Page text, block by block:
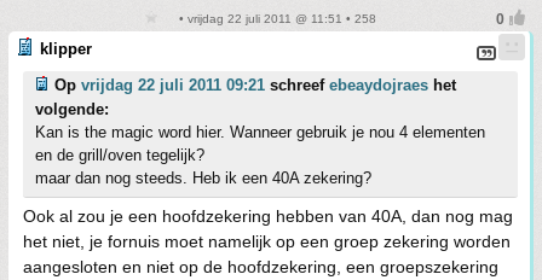
• vrijdag 22 juli 2011 @ 11:51 • 258
klipper
Op vrijdag 22 juli 2011 09:21 schreef ebeaydojraes het
volgende:
Kan is the magic word hier. Wanneer gebruik je nou 4 elementen
en de grill/oven tegelijk?
maar dan nog steeds. Heb ik een 40A zekering?
Ook al zou je een hoofdzekering hebben van 40A, dan nog mag
het niet, je fornuis moet namelijk op een groep zekering worden
aangesloten en niet op de hoofdzekering, een groepszekering